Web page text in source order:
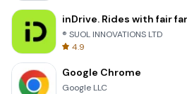
inDrive. Rides with fair
® SUOL INNOVATIONS LTD
4.9
Google Chrome
Google LLC